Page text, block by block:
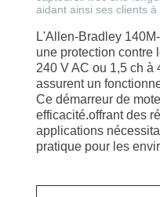
aidant ainsi ses clients
L'Allen-Bradley
une protection contre
240 V AC ou 1,5 ch
assurent un
Ce démarreur de
efficacité.offrant des
applications
pratique pour les